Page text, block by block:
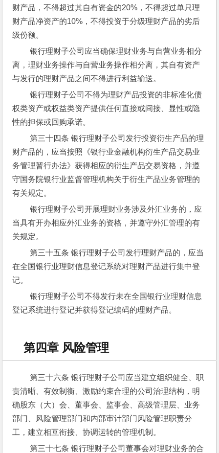
财产品，不得超过其自有资金的20%，不得超过单只理
财产品净资产的10%，不得投资于分级理财产品的劣后
级份额。
银行理财子公司应当确保理财业务与自营业务相分
离，理财业务操作与自营业务操作相分离，其自有资产
与发行的理财产品之间不得进行利益输送。
银行理财子公司不得为理财产品投资的非标准化债
权类资产或权益类资产提供任何直接或间接、显性或隐
性的担保或回购承诺。
第三十四条 银行理财子公司发行投资衍生产品的理
财产品的，应当按照《银行业金融机构衍生产品交易业
务管理暂行办法》获得相应的衍生产品交易资格，并遵
守国务院银行业监督管理机构关于衍生产品业务管理的
有关规定。
银行理财子公司开展理财业务涉及外汇业务的，应
当具有开办相应外汇业务的资格，并遵守外汇管理的有
关规定。
第三十五条 银行理财子公司发行理财产品的，应当
在全国银行业理财信息登记系统对理财产品进行集中登
记。
银行理财子公司不得发行未在全国银行业理财信息
登记系统进行登记并获得登记编码的理财产品。
第四章 风险管理
第三十六条 银行理财子公司应当建立组织健全、职
责清晰、有效制衡、激励约束合理的公司治理结构，明
确股东（大）会、董事会、监事会、高级管理层、业务
部门、风险管理部门和内部审计部门风险管理职责分
工，建立相互衔接、协调运转的管理机制。
第三十七条 银行理财子公司董事会对理财业务的合